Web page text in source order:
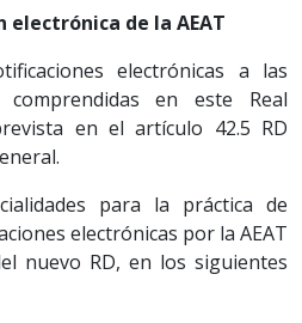
de la AEAT
electrónicas a las
en este Real
en el artículo 42.5 RD
para la práctica de
electrónicas por la AEAT
nuevo RD, en los siguientes